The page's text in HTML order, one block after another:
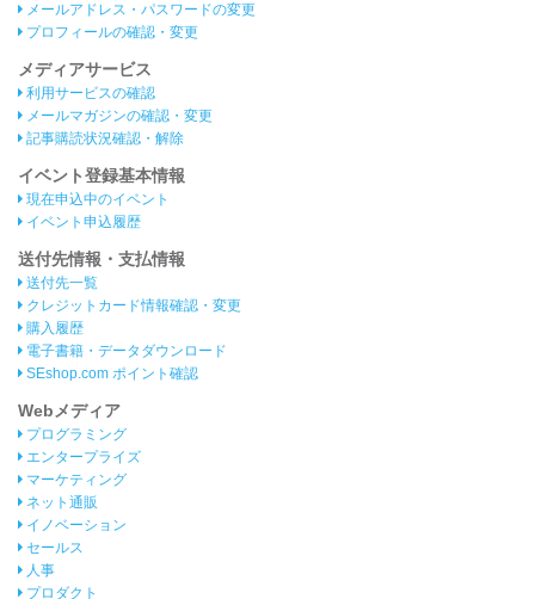
メールアドレス・パスワードの変更
プロフィールの確認・変更
メディアサービス
利用サービスの確認
メールマガジンの確認・変更
記事購読状況確認・解除
イベント登録基本情報
現在申込中のイベント
イベント申込履歴
送付先情報・支払情報
送付先一覧
クレジットカード情報確認・変更
購入履歴
電子書籍・データダウンロード
SEshop.com ポイント確認
Webメディア
プログラミング
エンタープライズ
マーケティング
ネット通販
イノベーション
セールス
人事
プロダクト